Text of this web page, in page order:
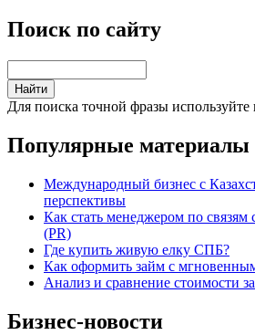
Поиск по сайту
Для поиска точной фразы используйте
Популярные материалы
Международный бизнес с
перспективы
Как стать менеджером по связям
(PR)
Где купить живую елку СПБ?
Как оформить займ с
Анализ и сравнение стоимости
Бизнес-новости